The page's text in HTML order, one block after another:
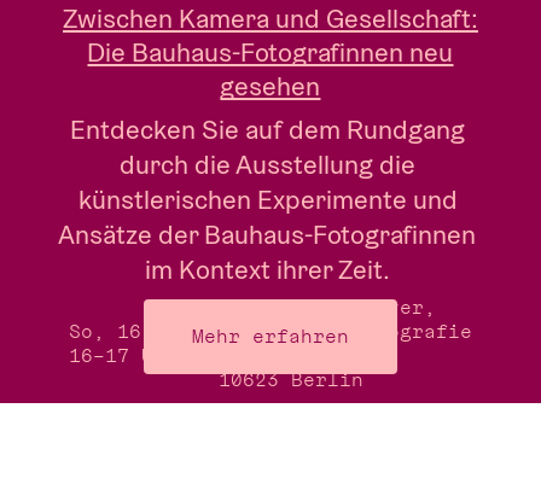
Zwischen Kamera und Gesellschaft:
Die Bauhaus-Fotografinnen neu
gesehen
Entdecken Sie auf dem Rundgang
durch die Ausstellung die
künstlerischen Experimente und
Ansätze der Bauhaus-Fotografinnen
im Kontext ihrer Zeit.
So, 16.8.26
16–17 Uhr
Treffpunkt: Foyer,
Museum für Fotografie
10623 Berlin
Mehr erfahren